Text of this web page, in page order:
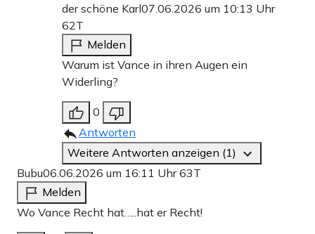
der schöne Karl07.06.2026 um 10:13 Uhr
62T
Melden
Warum ist Vance in ihren Augen ein
Widerling?
0
Antworten
Weitere Antworten anzeigen (1)
Bubu06.06.2026 um 16:11 Uhr63T
Melden
Wo Vance Recht hat…..hat er Recht!